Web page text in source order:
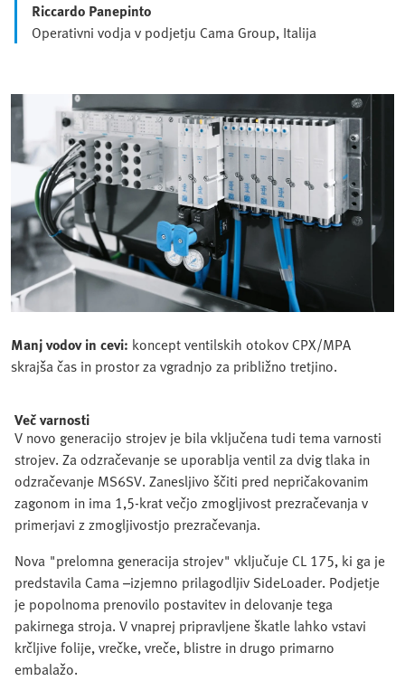
Riccardo Panepinto
Operativni vodja v podjetju Cama Group, Italija
Manj vodov in cevi: koncept ventilskih otokov CPX/MPA
skrajša čas in prostor za vgradnjo za približno tretjino.
Več varnosti
V novo generacijo strojev je bila vključena tudi tema varnosti
strojev. Za odzračevanje se uporablja ventil za dvig tlaka in
odzračevanje MS6SV. Zanesljivo ščiti pred nepričakovanim
zagonom in ima 1,5-krat večjo zmogljivost prezračevanja v
primerjavi z zmogljivostjo prezračevanja.
Nova "prelomna generacija strojev" vključuje CL 175, ki ga je
predstavila Cama –izjemno prilagodljiv SideLoader. Podjetje
je popolnoma prenovilo postavitev in delovanje tega
pakirnega stroja. V vnaprej pripravljene škatle lahko vstavi
krčljive folije, vrečke, vreče, blistre in drugo primarno
embalažo.